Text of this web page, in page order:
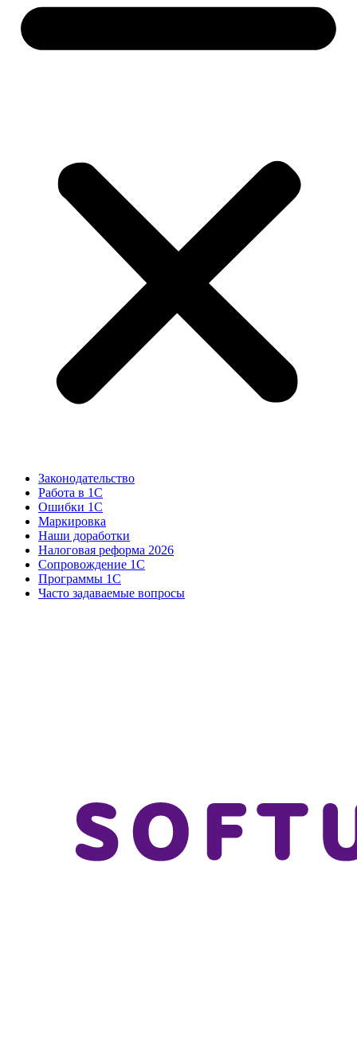
Законодательство
Работа в 1С
Ошибки 1С
Маркировка
Наши доработки
Налоговая реформа 2026
Сопровождение 1С
Программы 1С
Часто задаваемые вопросы